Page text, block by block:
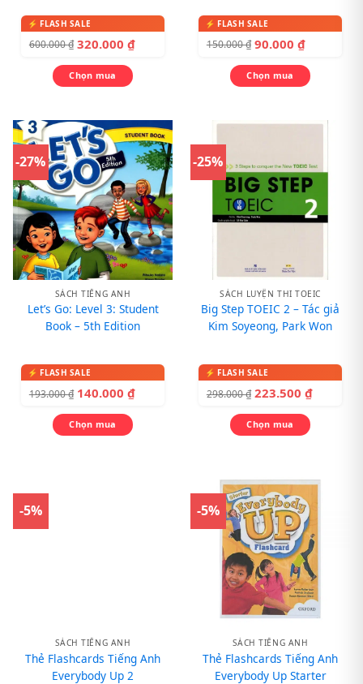
600.000₫ 320.000 ₫
Chọn mua
150.000₫ 90.000 ₫
Chọn mua
-27%
SÁCH TIẾNG ANH
Let’s Go: Level 3: Student
Book – 5th Edition
193.000₫ 140.000 ₫
Chọn mua
-25%
SÁCH LUYỆN THI TOEIC
Big Step TOEIC 2 – Tác giả
Kim Soyeong, Park Won
298.000₫ 223.500 ₫
Chọn mua
-5%
SÁCH TIẾNG ANH
Thẻ Flashcards Tiếng Anh
Everybody Up 2
-5%
SÁCH TIẾNG ANH
Thẻ Flashcards Tiếng Anh
Everybody Up Starter